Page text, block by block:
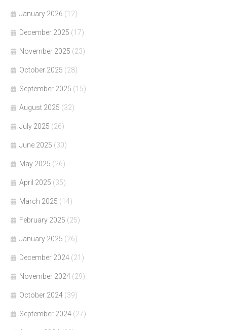
January 2026 (12)
December 2025 (17)
November 2025 (23)
October 2025 (28)
September 2025 (15)
August 2025 (32)
July 2025 (26)
June 2025 (30)
May 2025 (26)
April 2025 (35)
March 2025 (14)
February 2025 (25)
January 2025 (26)
December 2024 (21)
November 2024 (29)
October 2024 (39)
September 2024 (27)